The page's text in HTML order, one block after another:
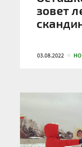
зовет
03.08.2022